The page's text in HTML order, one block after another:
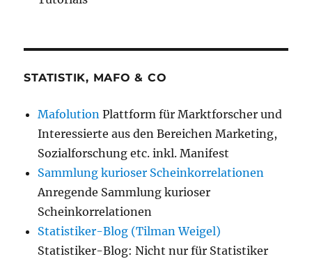
STATISTIK, MAFO & CO
Mafolution Plattform für Marktforscher und
Interessierte aus den Bereichen Marketing,
Sozialforschung etc. inkl. Manifest
Sammlung kurioser Scheinkorrelationen
Anregende Sammlung kurioser
Scheinkorrelationen
Statistiker-Blog (Tilman Weigel)
Statistiker-Blog: Nicht nur für Statistiker